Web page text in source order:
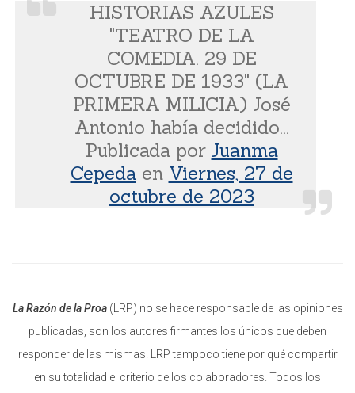
HISTORIAS AZULES
"TEATRO DE LA
COMEDIA. 29 DE
OCTUBRE DE 1933" (LA
PRIMERA MILICIA) José
Antonio había decidido...
Publicada por Juanma
Cepedaen Viernes, 27 de
octubre de 2023
La Razón de la Proa(LRP) no se hace responsable de las opiniones
publicadas, son los autores firmantes los únicos que deben
responder de las mismas. LRP tampoco tiene por qué compartir
en su totalidad el criterio de los colaboradores. Todos los